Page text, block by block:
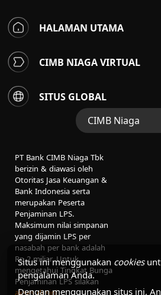
Situs ini menggunakan cookies
pengalaman Anda.
Dengan menggunakan situs ini,
HALAMAN UTAMA
CIMB NIAGA VIRTUAL
SITUS GLOBAL
CIMB Niaga
Perbankan Konsumen
Perbankan Syariah
PT Bank CIMB Niaga Tbk
berizin & diawasi oleh
Otoritas Jasa Keuangan &
Bank Indonesia serta
merupakan Peserta
Penjaminan LPS.
Maksimum nilai simpanan
yang dijamin LPS per
nasabah per bank adalah
Rp 2 miliar. Untuk
mengetahui Tingkat Bunga
Penjaminan LPS silakan
akses di sini